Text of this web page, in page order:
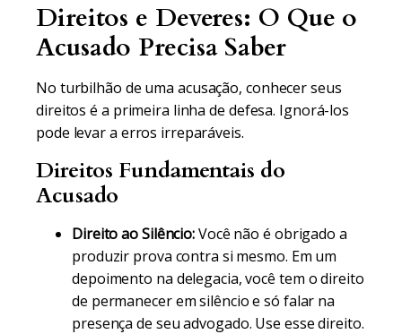
Direitos e Deveres: O Que o
Acusado Precisa Saber
No turbilhão de uma acusação, conhecer seus
direitos é a primeira linha de defesa. Ignorá-los
pode levar a erros irreparáveis.
Direitos Fundamentais do
Acusado
Direito ao Silêncio:Você não é obrigado a
produzir prova contra si mesmo. Em um
depoimento na delegacia, você tem o direito
de permanecer em silêncio e só falar na
presença de seu advogado. Use esse direito.